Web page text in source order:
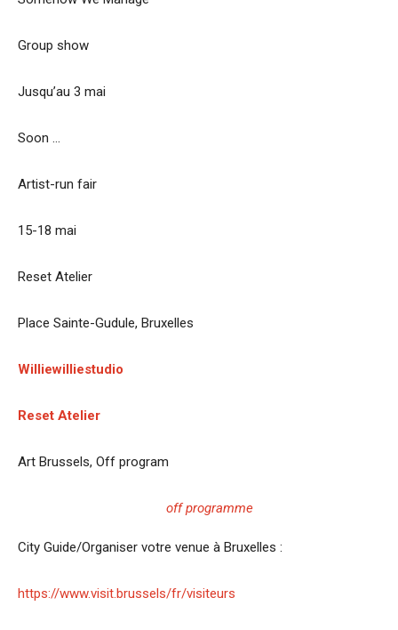
Group show
Jusqu’au 3 mai
Soon …
Artist-run fair
15-18 mai
Reset Atelier
Place Sainte-Gudule, Bruxelles
Williewilliestudio
Reset Atelier
Art Brussels, Off program
off programme
City Guide/Organiser votre venue à Bruxelles :
https://www.visit.brussels/fr/visiteurs